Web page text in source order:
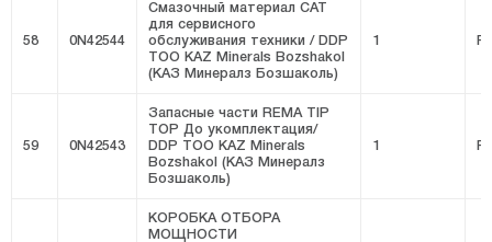
58 0N42544
Смазочный материал CAT
для сервисного
обслуживания техники / DDP
ТОО KAZ Minerals Bozshakol
(КАЗ Минералз Бозшаколь)
1
59 0N42543
Запасные части REMA TIP
TOP До укомплектация/
DDP ТОО KAZ Minerals
Bozshakol (КАЗ Минералз
Бозшаколь)
1
КОРОБКА ОТБОРА
МОЩНОСТИ